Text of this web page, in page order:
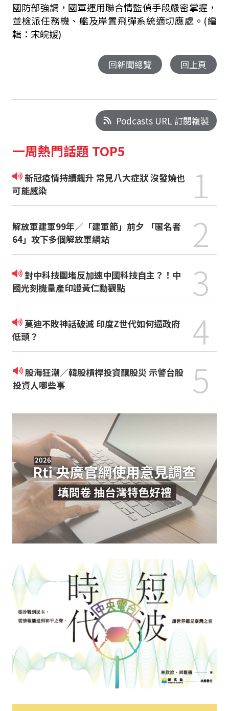
國防部強調，國軍運用聯合情監偵手段嚴密掌握，
並檢派任務機、艦及岸置飛彈系統適切應處。(編
輯：宋皖媛)
回新聞總覽 回上頁
Podcasts URL 訂閱複製
一周熱門話題 TOP5
新冠疫情持續飆升 常見八大症狀 沒發燒也
可能感染
1
解放軍建軍99年／「建軍節」前夕 「匿名者
64」攻下多個解放軍網站
2
對中科技圍堵反加速中國科技自主？！中
國光刻機量產印證黃仁勳觀點
3
莫迪不敗神話破滅 印度Z世代如何逼政府
低頭？
4
股海狂潮／韓股槓桿投資釀股災 示警台股
投資人哪些事
5